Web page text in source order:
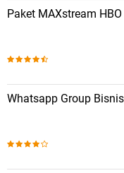
Paket MAXstream
Whatsapp Group